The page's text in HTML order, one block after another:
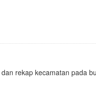
rekap kecamatan pada